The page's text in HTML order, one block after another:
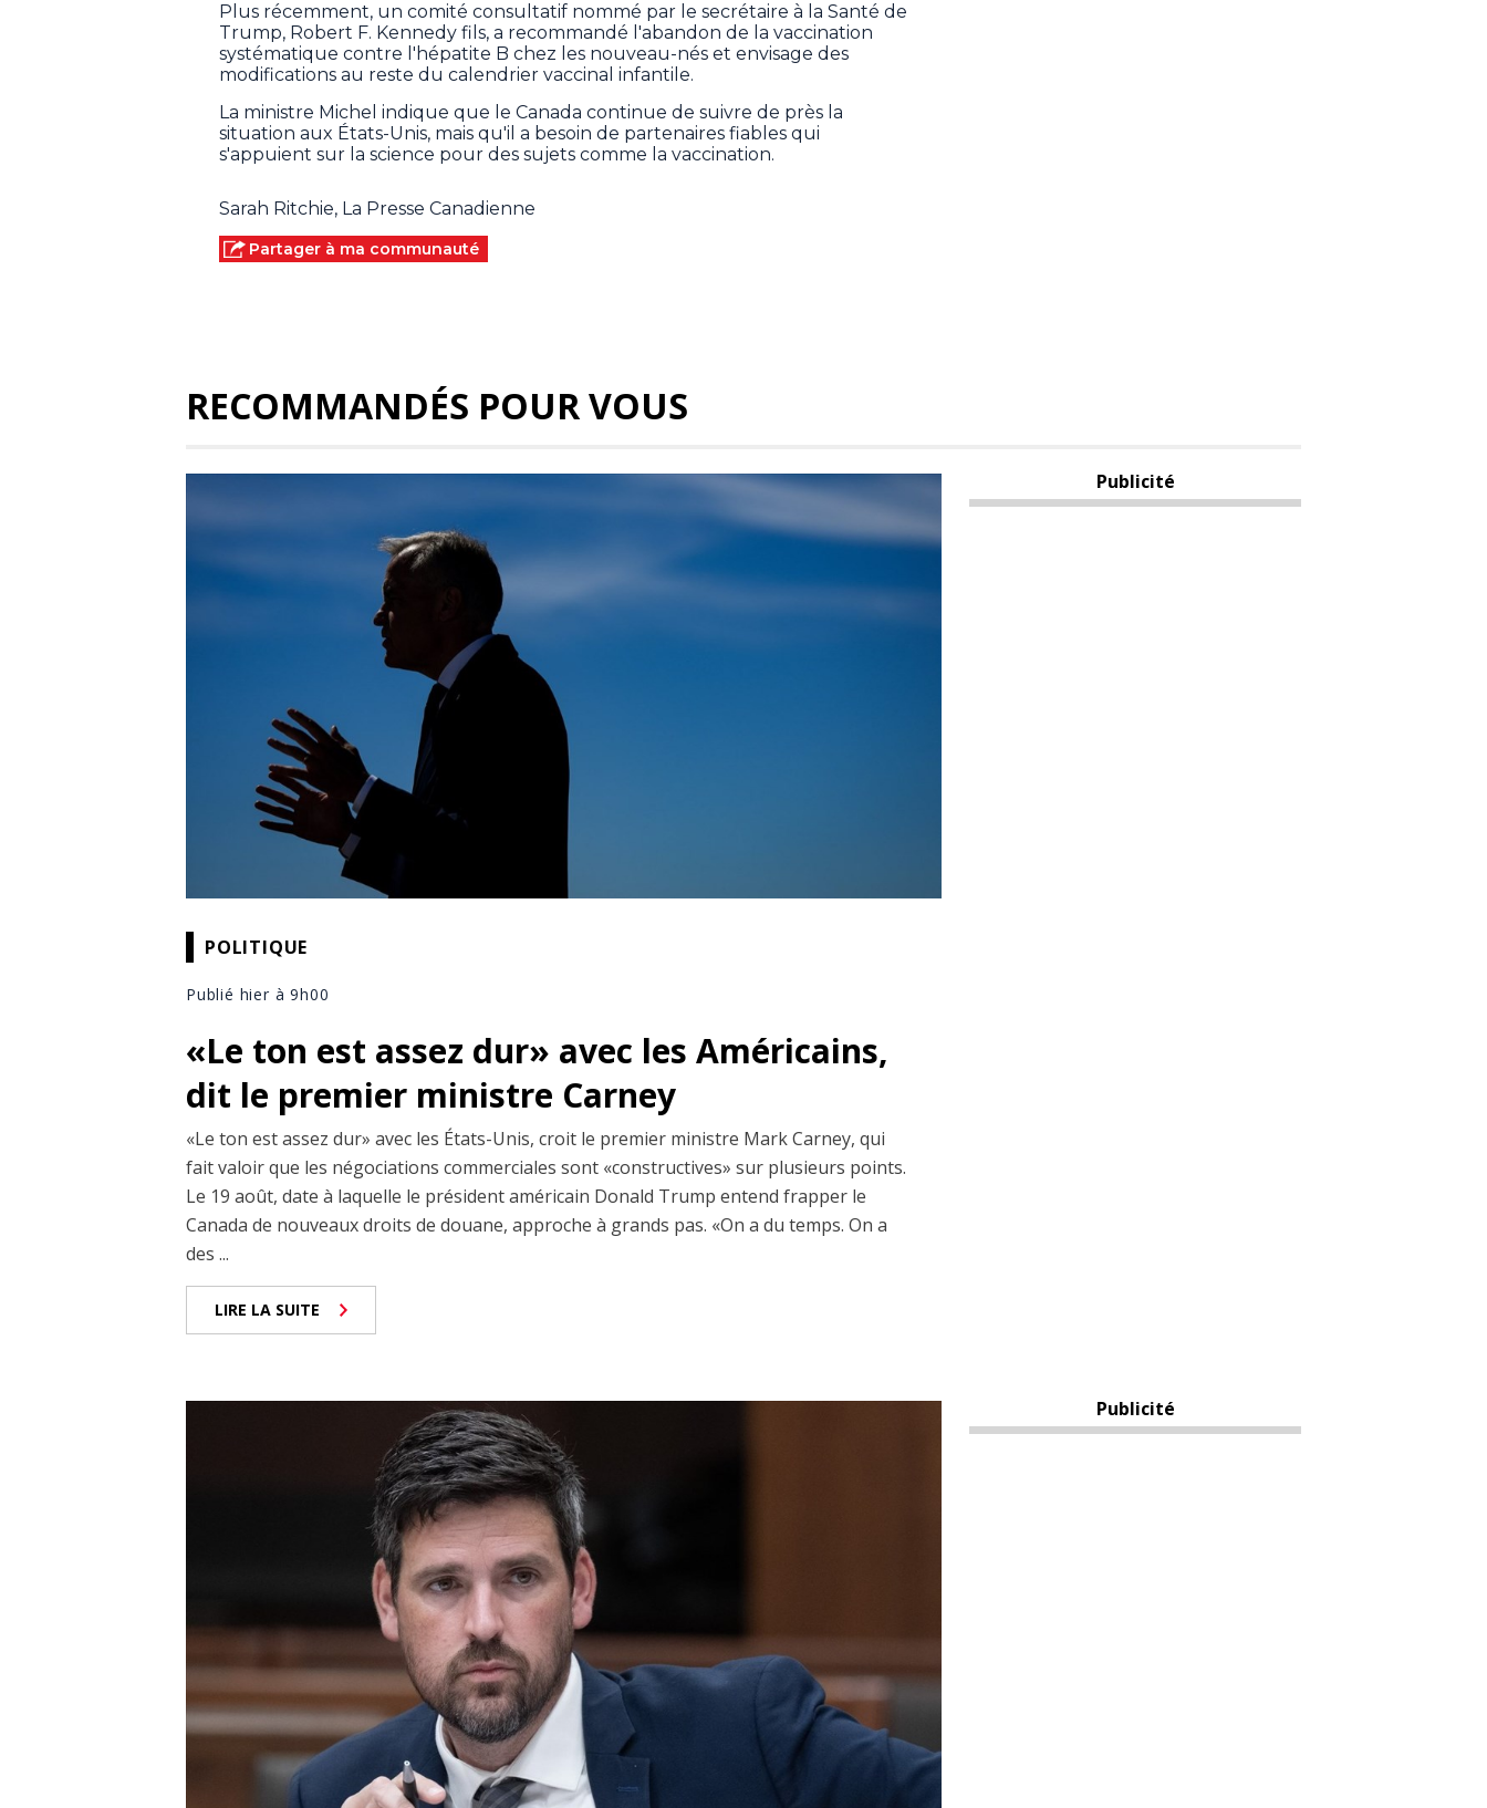
Plus récemment, un comité consultatif nommé par le secrétaire à la Santé de
Trump, Robert F. Kennedy fils, a recommandé l'abandon de la vaccination
systématique contre l'hépatite B chez les nouveau-nés et envisage des
modifications au reste du calendrier vaccinal infantile.
La ministre Michel indique que le Canada continue de suivre de près la
situation aux États-Unis, mais qu'il a besoin de partenaires fiables qui
s'appuient sur la science pour des sujets comme la vaccination.
Sarah Ritchie, La Presse Canadienne
Partager à ma communauté
RECOMMANDÉS POUR VOUS
POLITIQUE
Publié hier à 9h00
«Le ton est assez dur» avec les Américains,
dit le premier ministre Carney
«Le ton est assez dur» avec les États-Unis, croit le premier ministre Mark Carney, qui
fait valoir que les négociations commerciales sont «constructives» sur plusieurs points.
Le 19 août, date à laquelle le président américain Donald Trump entend frapper le
Canada de nouveaux droits de douane, approche à grands pas. «On a du temps. On a
des ...
LIRE LA SUITE
Publicité
Publicité